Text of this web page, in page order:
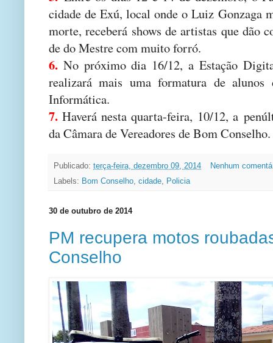
cidade de Exú, local onde o Luiz Gonzaga
morte, receberá shows de artistas que dão
de do Mestre com muito forró.
6. No próximo dia 16/12, a Estação
realizará mais uma formatura de
Informática.
7.Haverá nesta quarta-feira, 10/12, a
da Câmara de Vereadores de Bom Conselho.
Publicado: terça-feira, dezembro 09, 2014
Nenhum
Labels: Bom Conselho, cidade, Policia
30 de outubro de 2014
PM recupera motos
Conselho